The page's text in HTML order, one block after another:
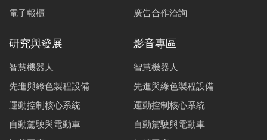
電子報櫃
廣告合作洽詢
研究與發展
智慧機器人
先進與綠色製程設備
運動控制核心系統
自動駕駛與電動車
影音專區
智慧機器人
先進與綠色製程設備
運動控制核心系統
自動駕駛與電動車